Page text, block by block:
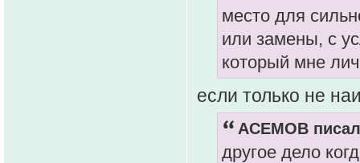
место для
или замены, с
который мне
если только не
ACEMOB
другое дело